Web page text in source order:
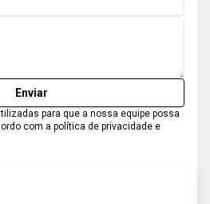
Enviar
para que a nossa equipe possa
com a política de privacidade e